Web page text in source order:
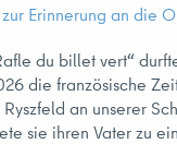
Erinnerung an die
du billet vert“
die französische
an unserer
sie ihren Vater zu